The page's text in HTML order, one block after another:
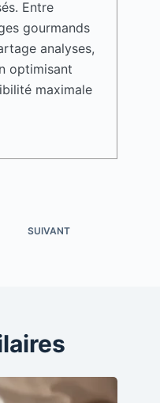
Entre
gourmands
analyses,
optimisant
maximale
SUIVANT